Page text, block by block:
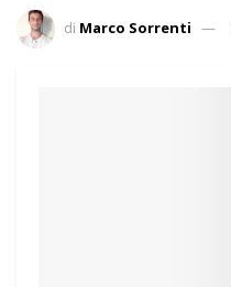
di Marco Sorrenti